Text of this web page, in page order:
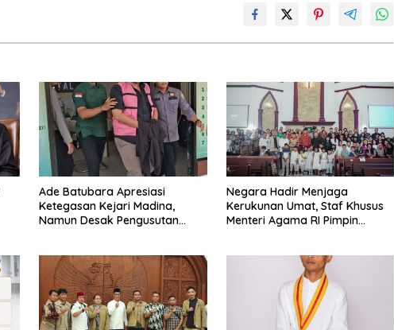
Ade Batubara Apresiasi
Ketegasan Kejari Madina,
Namun Desak Pengusutan
Terlibat Kasus Smart Village
Negara Hadir Menjaga
Kerukunan Umat, Staf Khusus
Menteri Agama RI Pimpin